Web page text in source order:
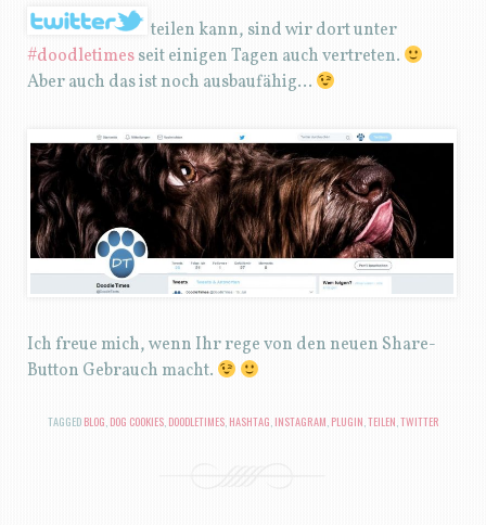
teilen kann, sind wir dort unter
#doodletimesseit einigen Tagen auch vertreten.
Aber auch das ist noch ausbaufähig…
Ich freue mich, wenn Ihr rege von den neuen Share-
Button Gebrauch macht.
TAGGED BLOG DOG COOKIES, DOODLETIMES, HASHTAG INSTAGRAM PLUGIN TEILEN TWITTER